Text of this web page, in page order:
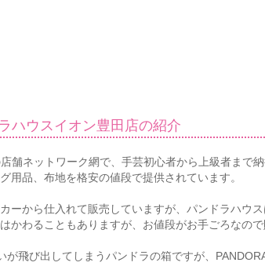
ハウスイオン豊田店の紹介
ネットワーク網で、手芸初心者から上級者まで
品、布地を格安の値段で提供されています。
から仕入れて販売していますが、パンドラハウ
わることもありますが、お値段がお手ごろなの
飛び出してしまうパンドラの箱ですが、